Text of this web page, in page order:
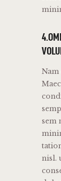
Nam
sem
nisl.